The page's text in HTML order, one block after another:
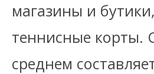
магазины и
теннисные корты.
среднем